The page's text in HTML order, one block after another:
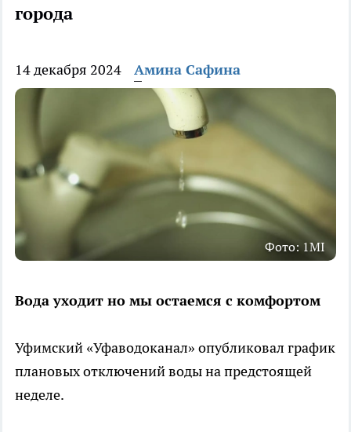
города
14 декабря 2024 Амина Сафина
Фото: 1MI
Вода уходит но мы остаемся с комфортом
Уфимский «Уфаводоканал» опубликовал график
плановых отключений воды на предстоящей
неделе.